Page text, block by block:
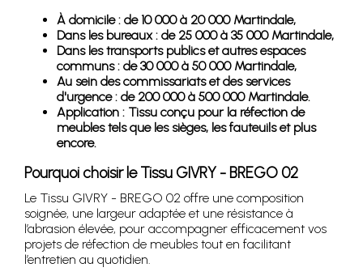
À domicile : de 10 000 à 20 000 Martindale,
Dans les bureaux : de 25 000 à 35 000 Martindale,
Dans les transports publics et autres espaces
communs : de 30 000 à 50 000 Martindale,
Au sein des commissariats et des services
d'urgence : de 200 000 à 500 000 Martindale.
Application : Tissu conçu pour la réfection de
meubles tels que les sièges, les fauteuils et plus
encore.
Pourquoi choisir le Tissu GIVRY - BREGO 02
Le Tissu GIVRY - BREGO 02 offre une composition
soignée, une largeur adaptée et une résistance à
l’abrasion élevée, pour accompagner efficacement vos
projets de réfection de meubles tout en facilitant
l’entretien au quotidien.